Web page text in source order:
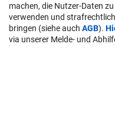
machen, die Nutzer-Daten
verwenden und
bringen (siehe auch AGB).
via unserer Melde- und